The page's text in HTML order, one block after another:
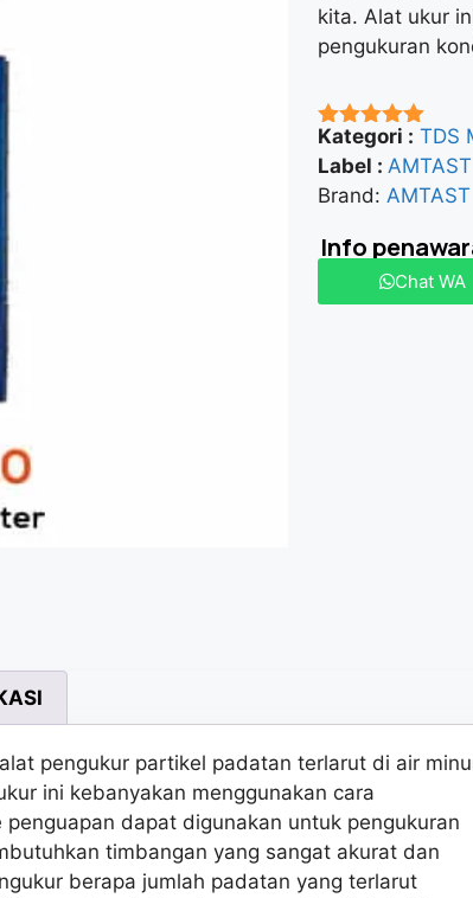
kita. Alat ukur
pengukuran
★★★★★
Kategori : TDS
Label : AMTAST
Brand: AMTAST
Info
Chat WA
pengukur partikel padatan terlarut di air
ini kebanyakan menggunakan cara
penguapan dapat digunakan untuk pengukuran
timbangan yang sangat akurat dan
berapa jumlah padatan yang terlarut